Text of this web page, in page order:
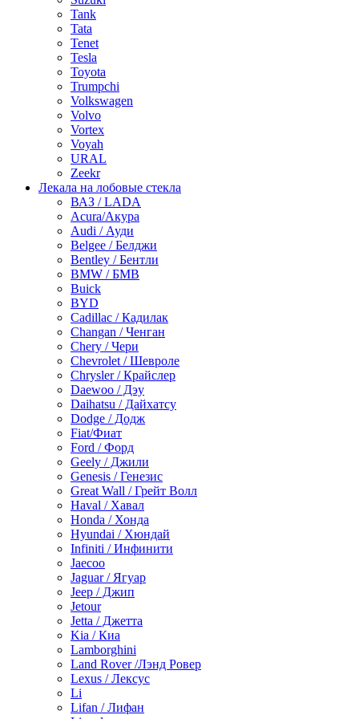
Tank
Tata
Tenet
Tesla
Toyota
Trumpchi
Volkswagen
Volvo
Vortex
Voyah
URAL
Zeekr
Лекала на лобовые стекла
ВАЗ / LADA
Acura/Акура
Audi / Ауди
Belgee / Белджи
Bentley / Бентли
BMW / БМВ
Buick
BYD
Cadillac / Кадилак
Changan / Ченган
Chery / Чери
Chevrolet / Шевроле
Chrysler / Крайслер
Daewoo / Дэу
Daihatsu / Дайхатсу
Dodge / Додж
Fiat/Фиат
Ford / Форд
Geely / Джили
Genesis / Генезис
Great Wall / Грейт Волл
Haval / Хавал
Honda / Хонда
Hyundai / Хюндай
Infiniti / Инфинити
Jaecoo
Jaguar / Ягуар
Jeep / Джип
Jetour
Jetta / Джетта
Kia / Киа
Lamborghini
Land Rover /Лэнд Ровер
Lexus / Лексус
Li
Lifan / Лифан